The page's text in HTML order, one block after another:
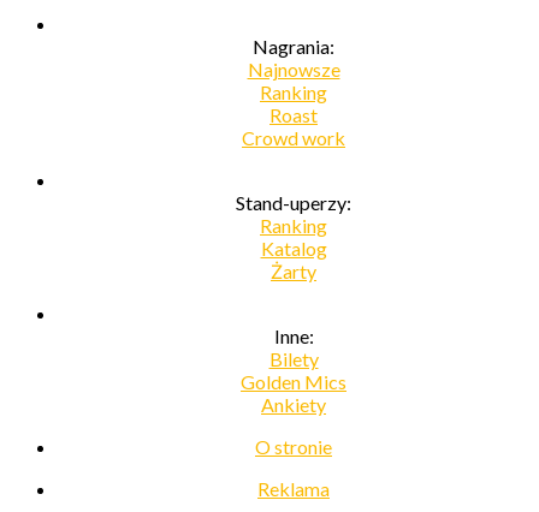
Nagrania:
Najnowsze
Ranking
Roast
Crowd work
Stand-uperzy:
Ranking
Katalog
Żarty
Inne:
Bilety
Golden Mics
Ankiety
O stronie
Reklama